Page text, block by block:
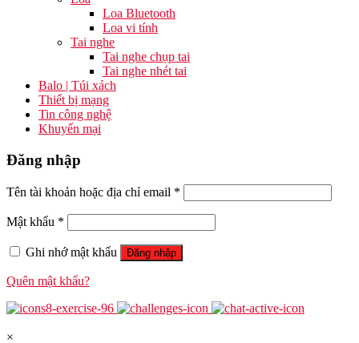
Loa Bluetooth
Loa vi tính
Tai nghe
Tai nghe chụp tai
Tai nghe nhét tai
Balo | Túi xách
Thiết bị mạng
Tin công nghệ
Khuyến mại
Đăng nhập
Tên tài khoản hoặc địa chỉ email *
Mật khẩu *
Ghi nhớ mật khẩu Đăng nhập
Quên mật khẩu?
×